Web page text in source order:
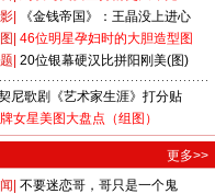
《金钱帝国》：王晶没上进心
46位明星孕妇时的大胆造型图
20位银幕硬汉比拼阳刚美(图)
尼歌剧《艺术家生涯》打分贴
女星美图大盘点（组图）
更多>>
不要迷恋哥，哥只是一个鬼